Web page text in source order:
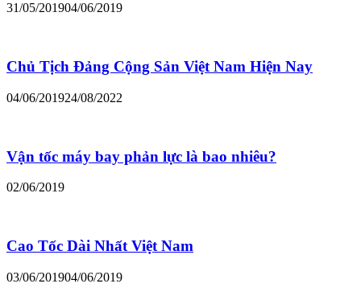
31/05/201904/06/2019
Chủ Tịch Đảng Cộng Sản Việt Nam Hiện Nay
04/06/201924/08/2022
Vận tốc máy bay phản lực là bao nhiêu?
02/06/2019
Cao Tốc Dài Nhất Việt Nam
03/06/201904/06/2019